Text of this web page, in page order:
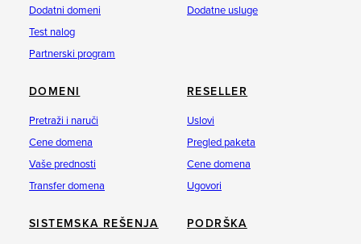
Dodatni domeni
Test nalog
Partnerski program
Dodatne usluge
DOMENI
Pretraži i naruči
Cene domena
Vaše prednosti
Transfer domena
RESELLER
Uslovi
Pregled paketa
Cene domena
Ugovori
SISTEMSKA REŠENJA PODRŠKA